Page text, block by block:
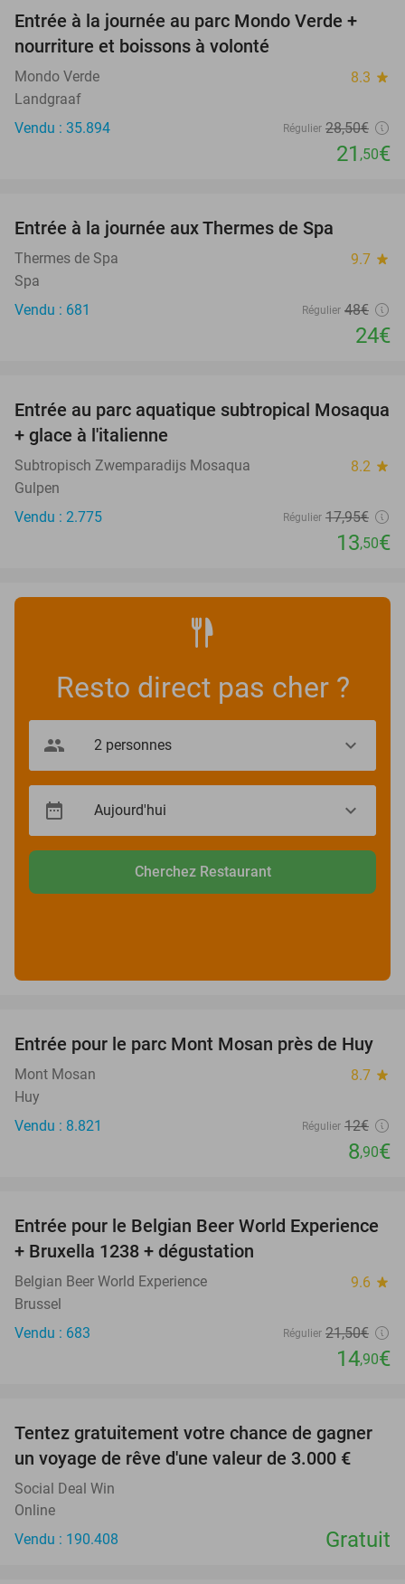
25%
Entrée à la journée au parc Mondo Verde +
nourriture et boissons à volonté
Mondo Verde 8.3 star
Landgraaf
Vendu : 35.894
Régulier 28,50€
21 ,50€
Entrée à la journée aux Thermes de Spa
Thermes de Spa 9.7 star
Spa
Vendu : 681
Régulier 48€
24€
25%
Entrée au parc aquatique subtropical Mosaqua
+ glace à l'italienne
Subtropisch Zwemparadijs Mosaqua 8.2 star
Gulpen
Vendu : 2.775
Régulier 17,95€
13,50€
Resto direct pas cher ?
Cherchez Restaurant
26%
Entrée pour le parc Mont Mosan près de Huy
Mont Mosan 8.7 star
Huy
Vendu : 8.821
Régulier 12€
8,90€
31%
Entrée pour le Belgian Beer World Experience
+ Bruxella 1238 + dégustation
Belgian Beer World Experience 9.6 star
Brussel
Vendu : 683
Régulier 21,50€
14,90€
Tentez gratuitement votre chance de gagner
un voyage de rêve d'une valeur de 3.000 €
Social Deal Win
Online
Vendu : 190.408
Gratuit